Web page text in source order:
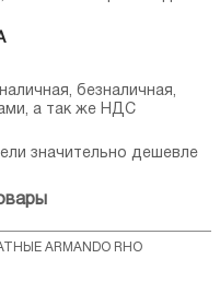
безналичная,
а так же НДС
значительно дешевле
ARMANDO RHO